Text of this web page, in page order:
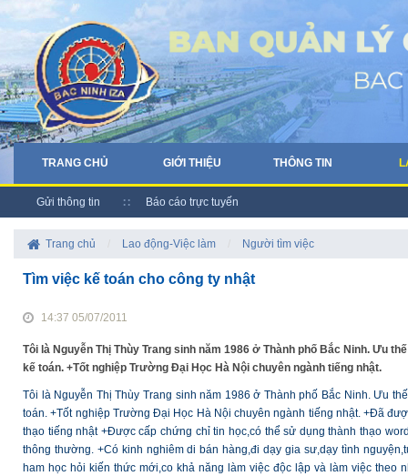
TRANG CHỦ GIỚI THIỆU THÔNG TIN
Gửi thông tin Báo cáo trực tuyến
Trang chủ Lao động-Việc làm Người tìm việc
Tìm việc kế toán cho công ty nhật
14:37 05/07/2011
Tôi là Nguyễn Thị Thùy Trang sinh năm 1986 ở Thành phố Bắc Ninh. Ưu
kế toán. +Tốt nghiệp Trường Đại Học Hà Nội chuyên ngành tiếng nhật.
Tôi là Nguyễn Thị Thùy Trang sinh năm 1986 ở Thành phố Bắc Ninh. Ưu
toán. +Tốt nghiệp Trường Đại Học Hà Nội chuyên ngành tiếng nhật. +Đã
thạo tiếng nhật +Được cấp chứng chỉ tin học,có thể sử dụng thành thạo
thông thường. +Có kinh nghiêm di bán hàng,đi dạy gia sư,dạy tình
ham học hỏi kiến thức mới,co khả năng làm việc độc lập và làm việc